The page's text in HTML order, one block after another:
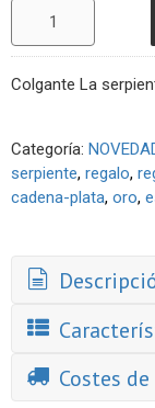
Colgante La
Categoría:
serpiente regalo
cadena-plata oro
Costes